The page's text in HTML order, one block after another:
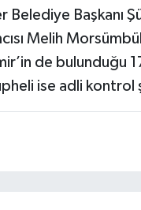
Belediye Başkanı
Melih
de bulunduğu 17
ise adli kontrol